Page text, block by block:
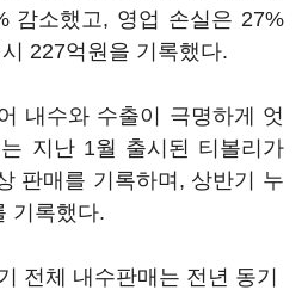
감소했고, 영업 손실은 27%
227억원을 기록했다.
내수와 수출이 극명하게 엇
지난 1월 출시된 티볼리가
판매를 기록하며, 상반기 누
기록했다.
전체 내수판매는 전년 동기